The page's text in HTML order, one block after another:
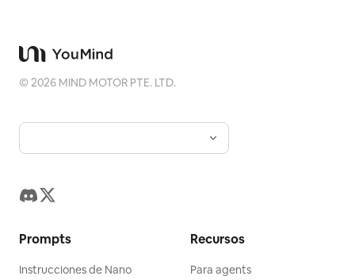
©2026 MIND MOTOR PTE. LTD.
Prompts
Instrucciones de Nano
Recursos
Para agents